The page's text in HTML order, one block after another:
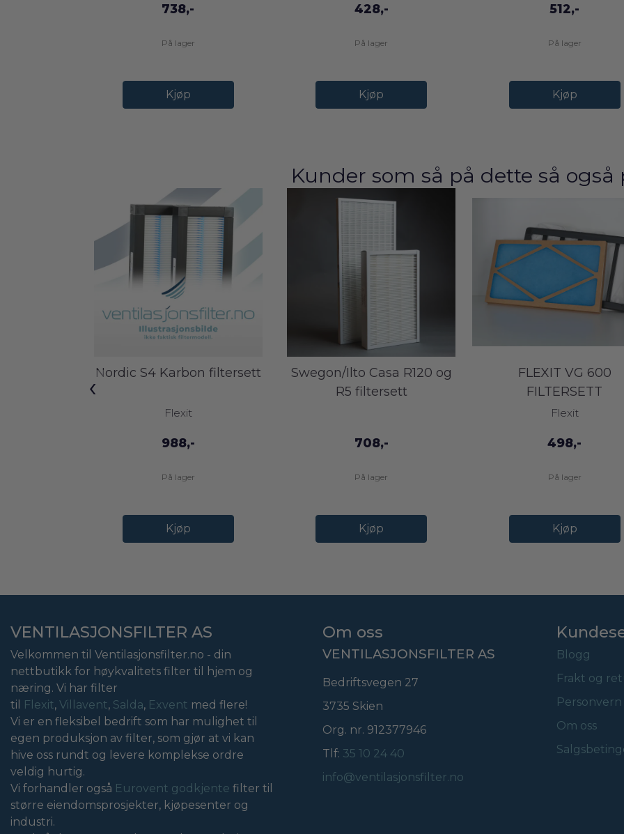
738,-
På lager
Kjøp
428,-
På lager
Kjøp
512,-
På lager
Kjøp
Kunder som så på dette så også
Nordic S4 Karbon filtersett
Flexit
988,-
På lager
Kjøp
Swegon/Ilto Casa R120 og
R5 filtersett
708,-
På lager
Kjøp
FLEXIT VG 600
FILTERSETT
Flexit
498,-
På lager
Kjøp
‹
VENTILASJONSFILTER AS
Velkommen til Ventilasjonsfilter.no - din
nettbutikk for høykvalitets filter til hjem og
næring. Vi har filter
til
Flexit, Villavent, Salda, Exvent med flere!
Vi er en fleksibel bedrift som har mulighet til
egen produksjon av filter, som gjør at vi kan
hive oss rundt og levere komplekse ordre
veldig hurtig.
Vi forhandler også Eurovent godkjente filter til
større eiendomsprosjekter, kjøpesenter og
industri.
Om oss
VENTILASJONSFILTER AS
Bedriftsvegen 27
3735 Skien
Org. nr. 912377946
Tlf: 35 10 24 40
info@ventilasjonsfilter.no
Blogg
Frakt og
Personvern
Om oss